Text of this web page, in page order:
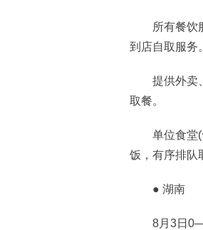
所有餐饮服
到店自取服务。
提供外卖、
取餐。
单位食堂(含
饭，有序排队
● 湖南
8月3日0—24